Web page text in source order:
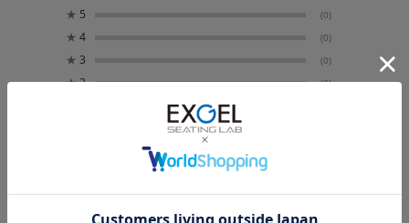
★ 5 (0)
★ 4 (0)
★ 3 (0)
★2 (0)